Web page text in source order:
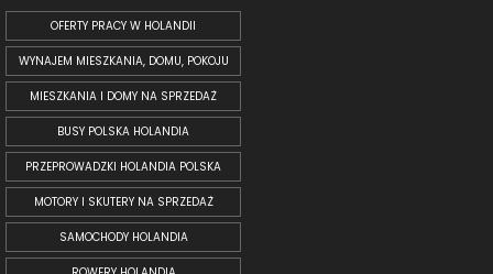
OFERTY PRACY W HOLANDII
WYNAJEM MIESZKANIA, DOMU, POKOJU
MIESZKANIA I DOMY NA SPRZEDAŻ
BUSY POLSKA HOLANDIA
PRZEPROWADZKI HOLANDIA POLSKA
MOTORY I SKUTERY NA SPRZEDAŻ
SAMOCHODY HOLANDIA